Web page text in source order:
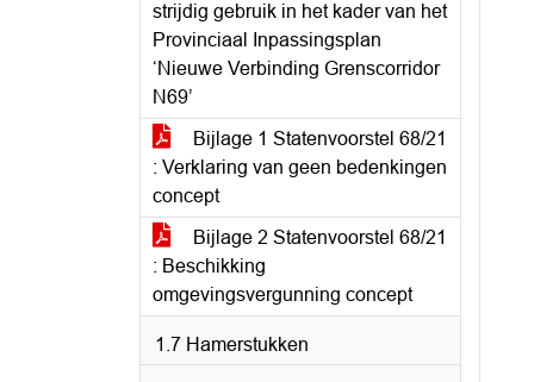
strijdig gebruik in het kader van het
Provinciaal Inpassingsplan
‘Nieuwe Verbinding Grenscorridor
N69’
Bijlage 1 Statenvoorstel 68/21
: Verklaring van geen bedenkingen
concept
Bijlage 2 Statenvoorstel 68/21
: Beschikking
omgevingsvergunning concept
1.7 Hamerstukken